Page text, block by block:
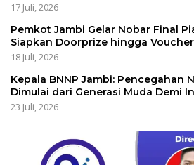
17 Juli, 2026
Pemkot Jambi Gelar Nobar Final
Siapkan Doorprize hingga
18 Juli, 2026
Kepala BNNP Jambi: Pencegahan
Dimulai dari Generasi Muda Demi
23 Juli, 2026